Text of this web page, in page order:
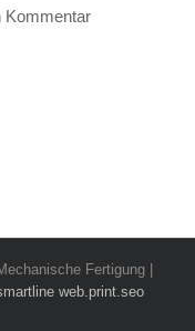
Kommentar
Fertigung |
web.print.seo